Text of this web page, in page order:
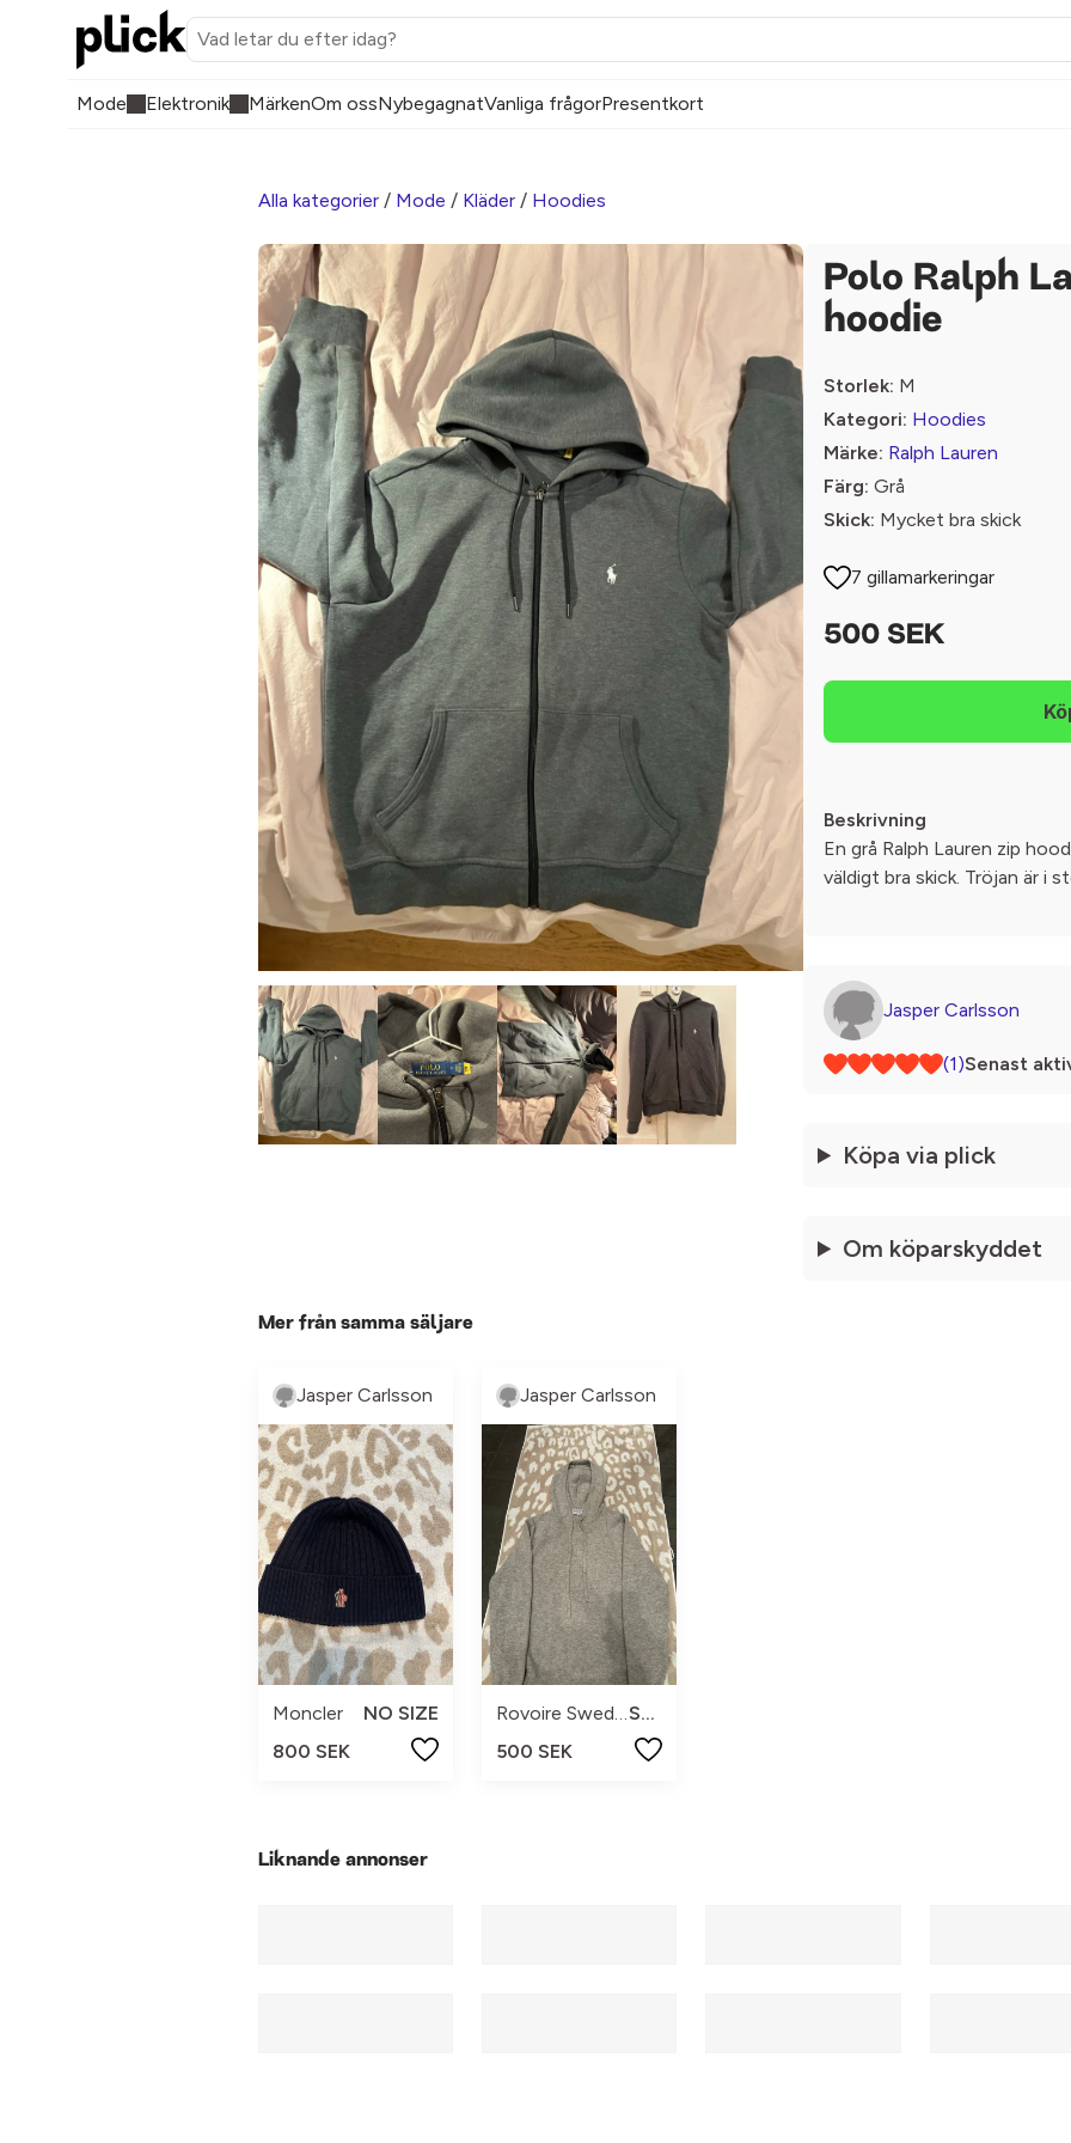
Mode Elektronik MärkenOm ossNybegagnatVanliga frågorPresentkort
Alla kategorier / Mode / Kläder / Hoodies
Polo Ralph
hoodie
Storlek: M
Kategori: Hoodies
Märke: Ralph Lauren
Färg: Grå
Skick: Mycket bra skick
7 gillamarkeringar
500 SEK
Beskrivning
En grå Ralph Lauren zip
väldigt bra skick. Tröjan är i
Jasper Carlsson
(1)Senast
Köpa via plick
Om köparskyddet
Mer från samma säljare
Jasper Carlsson
Moncler
NO SIZE
800 SEK
Jasper Carlsson
S-M
500 SEK
Liknande annonser